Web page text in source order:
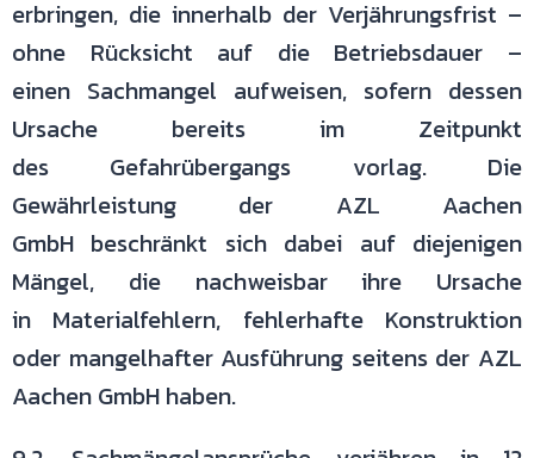
erbringen, die innerhalb der Verjährungsfrist –
ohne Rücksicht auf die Betriebsdauer –
einen Sachmangel aufweisen, sofern dessen
Ursache bereits im Zeitpunkt
des Gefahrübergangs vorlag. Die
Gewährleistung der AZL Aachen
GmbH beschränkt sich dabei auf diejenigen
Mängel, die nachweisbar ihre Ursache
in Materialfehlern, fehlerhafte Konstruktion
oder mangelhafter Ausführung seitens der AZL
Aachen GmbH haben.